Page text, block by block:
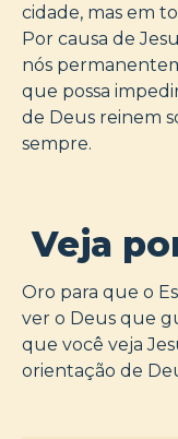
cidade, mas em
Por causa de
nós
que possa
de Deus reinem
sempre.
Veja
Oro para que o
ver o Deus que
que você veja
orientação de